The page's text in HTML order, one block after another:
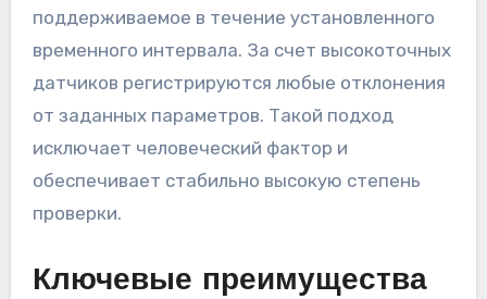
поддерживаемое в течение установленного
временного интервала. За счет высокоточных
датчиков регистрируются любые отклонения
от заданных параметров. Такой подход
исключает человеческий фактор и
обеспечивает стабильно высокую степень
проверки.
Ключевые преимущества